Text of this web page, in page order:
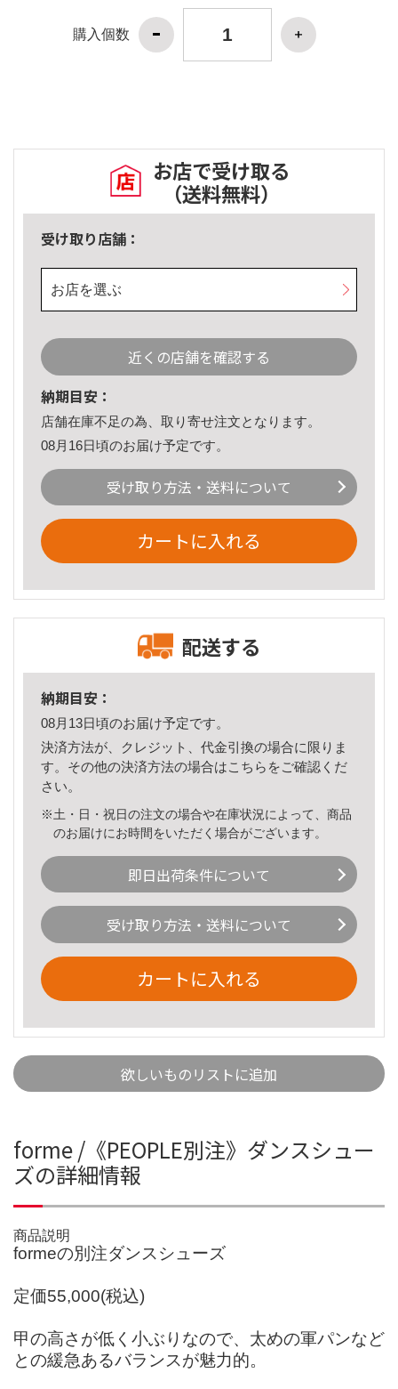
購入個数
お店で受け取る
（送料無料）
受け取り店舗：
お店を選ぶ
近くの店舗を確認する
納期目安：
店舗在庫不足の為、取り寄せ注文となります。
08月16日頃のお届け予定です。
受け取り方法・送料について
カートに入れる
配送する
納期目安：
08月13日頃のお届け予定です。
決済方法が、クレジット、代金引換の場合に限りま
す。その他の決済方法の場合はこちら をご確認くだ
さい。
※土・日・祝日の注文の場合や在庫状況によって、商品
のお届けにお時間をいただく場合がございます。
即日出荷条件について
受け取り方法・送料について
カートに入れる
欲しいものリストに追加
forme /《PEOPLE別注》ダンスシュー
ズの詳細情報
商品説明
formeの別注ダンスシューズ
定価55,000(税込)
甲の高さが低く小ぶりなので、太めの軍パンなど
との緩急あるバランスが魅力的。